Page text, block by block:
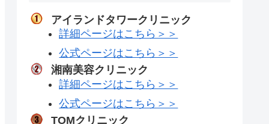
アイランドタワークリニック
詳細ページはこちら＞＞
公式ページはこちら＞＞
湘南美容クリニック
詳細ページはこちら＞＞
公式ページはこちら＞＞
TOMクリニック